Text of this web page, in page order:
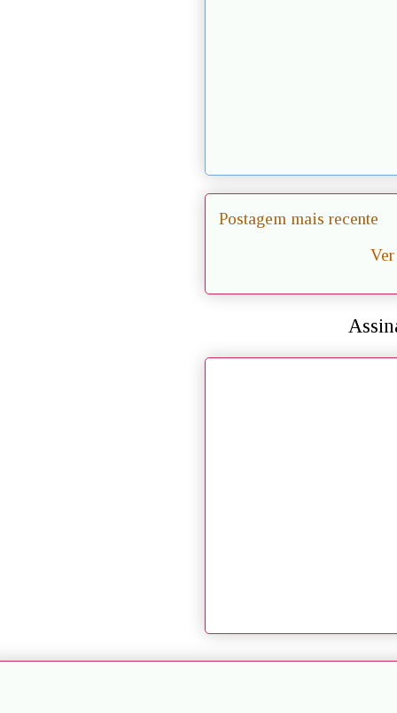
Postagem mais recente